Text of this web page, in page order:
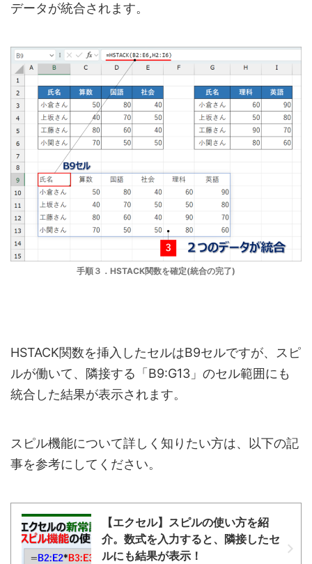
データが統合されます。
手順３．HSTACK関数を確定(統合の完了)
HSTACK関数を挿入したセルはB9セルですが、スピ
ルが働いて、隣接する「B9:G13」のセル範囲にも
統合した結果が表示されます。
スピル機能について詳しく知りたい方は、以下の記
事を参考にしてください。
【エクセル】スピルの使い方を紹
介。数式を入力すると、隣接したセ
ルにも結果が表示！